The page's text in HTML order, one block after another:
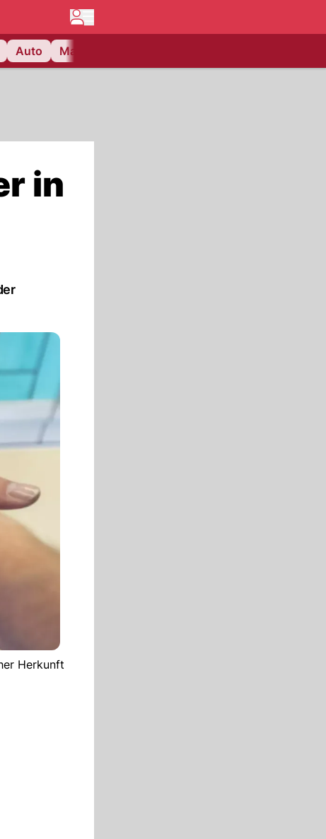
Auto Matchcenter
in
Herkunft